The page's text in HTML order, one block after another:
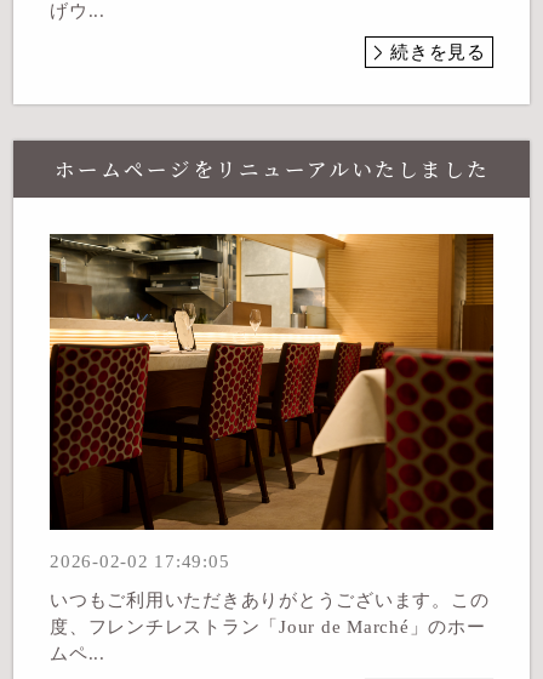
げウ...
続きを見る
ホームページをリニューアルいたしました
2026-02-02 17:49:05
いつもご利用いただきありがとうございます。この
度、フレンチレストラン「Jour de Marché」のホー
ムペ...